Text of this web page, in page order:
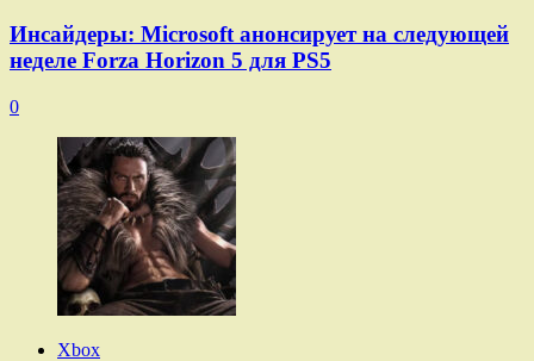
Инсайдеры: Microsoft анонсирует на следующей
неделе Forza Horizon 5 для PS5
0
Xbox